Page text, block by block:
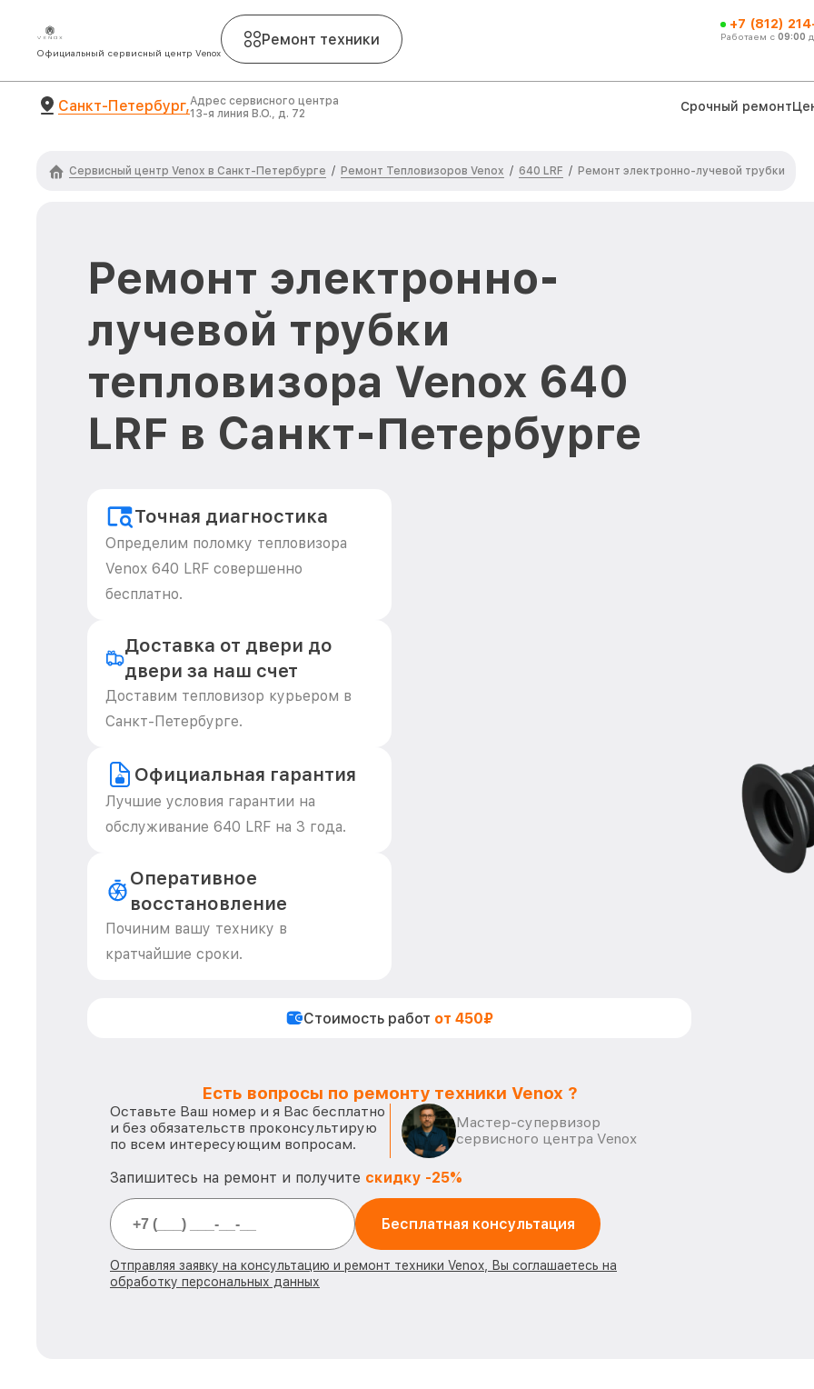
Официальный сервисный центр Venox
Ремонт техники
+7 (812)
Работаем с 09:00
Санкт-Петербург,Адрес сервисного центра
13-я линия В.О., д. 72
Срочный ремонт
Сервисный центр Venox в Санкт-Петербурге / Ремонт Тепловизоров Venox / 640 LRF / Ремонт электронно-лучевой трубки
Ремонт электронно-
лучевой трубки
тепловизора Venox 640
LRF в Санкт-Петербурге
Точная диагностика
Определим поломку тепловизора
Venox 640 LRF совершенно
бесплатно.
Доставка от двери до
двери за наш счет
Доставим тепловизор курьером в
Санкт-Петербурге.
Официальная гарантия
Лучшие условия гарантии на
обслуживание 640 LRF на 3 года.
Оперативное
восстановление
Починим вашу технику в
кратчайшие сроки.
Стоимость работ от 450₽
Есть вопросы по ремонту техники Venox ?
Оставьте Ваш номер и я Вас бесплатно
и без обязательств проконсультирую
по всем интересующим вопросам.
Мастер-супервизор
сервисного центра Venox
Запишитесь на ремонт и получите скидку -25%
Бесплатная консультация
Отправляя заявку на консультацию и ремонт техники Venox, Вы соглашаетесь на
обработку персональных данных